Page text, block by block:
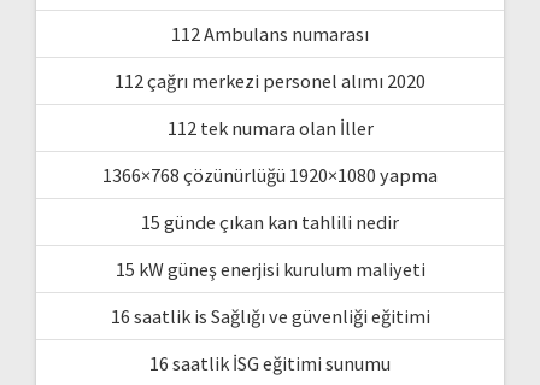
112 Ambulans numarası
112 çağrı merkezi personel alımı 2020
112 tek numara olan İller
1366×768 çözünürlüğü 1920×1080 yapma
15 günde çıkan kan tahlili nedir
15 kW güneş enerjisi kurulum maliyeti
16 saatlik is Sağlığı ve güvenliği eğitimi
16 saatlik İSG eğitimi sunumu